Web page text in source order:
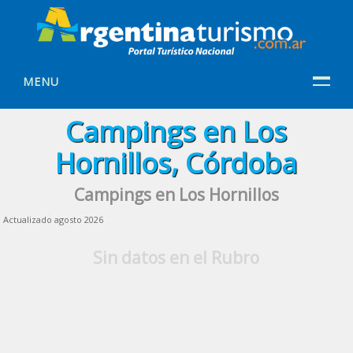
MENU
Campings en Los
Hornillos, Córdoba
Campings en Los Hornillos
Actualizado agosto 2026
Sin datos en el Rubro